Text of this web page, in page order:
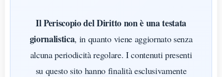
Il Periscopio del Diritto non è una testata
giornalistica, in quanto viene aggiornato senza
alcuna periodicità regolare. I contenuti presenti
su questo sito hanno finalità esclusivamente